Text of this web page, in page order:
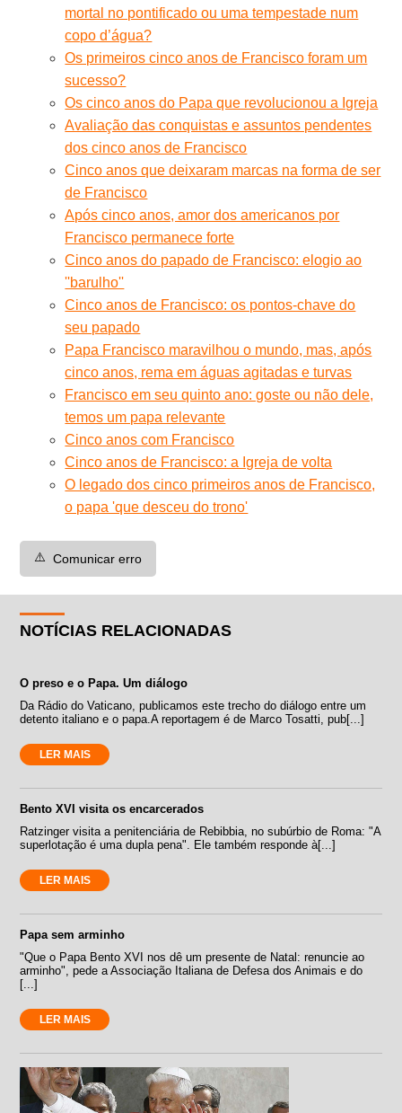
mortal no pontificado ou uma tempestade num
copo d’água?
Os primeiros cinco anos de Francisco foram um
sucesso?
Os cinco anos do Papa que revolucionou a Igreja
Avaliação das conquistas e assuntos pendentes
dos cinco anos de Francisco
Cinco anos que deixaram marcas na forma de ser
de Francisco
Após cinco anos, amor dos americanos por
Francisco permanece forte
Cinco anos do papado de Francisco: elogio ao
''barulho''
Cinco anos de Francisco: os pontos-chave do
seu papado
Papa Francisco maravilhou o mundo, mas, após
cinco anos, rema em águas agitadas e turvas
Francisco em seu quinto ano: goste ou não dele,
temos um papa relevante
Cinco anos com Francisco
Cinco anos de Francisco: a Igreja de volta
O legado dos cinco primeiros anos de Francisco,
o papa 'que desceu do trono'
⚠️ Comunicar erro
NOTÍCIAS RELACIONADAS
O preso e o Papa. Um diálogo
Da Rádio do Vaticano, publicamos este trecho do diálogo entre um
detento italiano e o papa.A reportagem é de Marco Tosatti, pub[...]
LER MAIS
Bento XVI visita os encarcerados
Ratzinger visita a penitenciária de Rebibbia, no subúrbio de Roma: "A
superlotação é uma dupla pena". Ele também responde à[...]
LER MAIS
Papa sem arminho
"Que o Papa Bento XVI nos dê um presente de Natal: renuncie ao
arminho", pede a Associação Italiana de Defesa dos Animais e do
[...]
LER MAIS